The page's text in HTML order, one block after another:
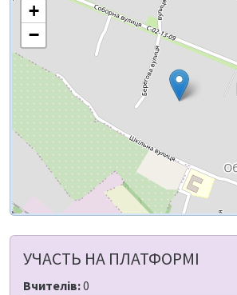
+
−
УЧАСТЬ НА ПЛАТФОРМІ
Вчителів:0